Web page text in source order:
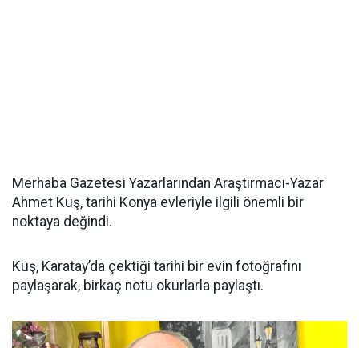
Merhaba Gazetesi Yazarlarından Araştırmacı-Yazar
Ahmet Kuş, tarihi Konya evleriyle ilgili önemli bir
noktaya değindi.
Kuş, Karatay’da çektiği tarihi bir evin fotoğrafını
paylaşarak, birkaç notu okurlarla paylaştı.